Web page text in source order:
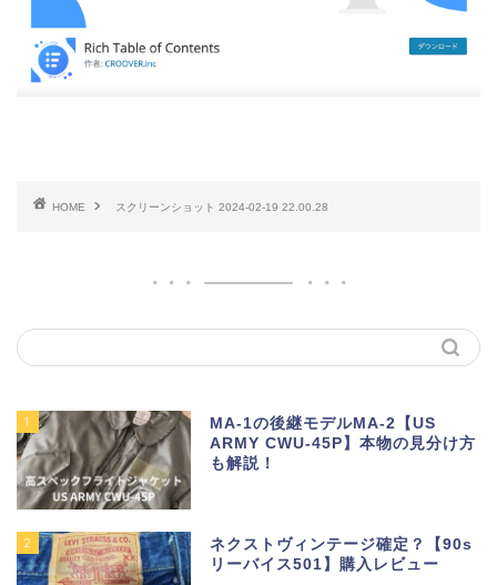
HOME スクリーンショット 2024-02-19 22.00.28
1
MA-1の後継モデルMA-2【US
ARMY CWU-45P】本物の見分け方
も解説！
2
ネクストヴィンテージ確定？【90s
リーバイス501】購入レビュー